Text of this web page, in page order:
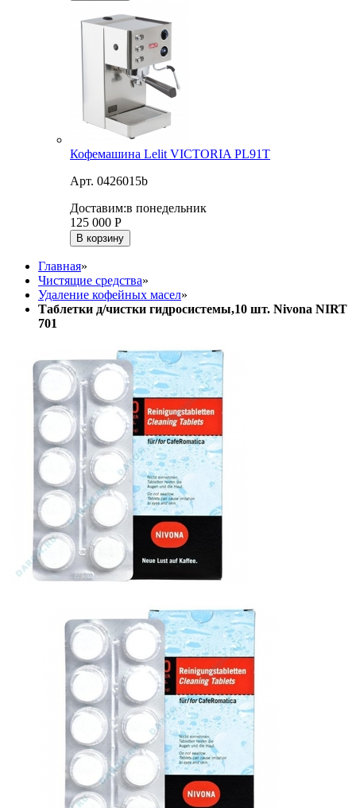
Кофемашина Lelit VICTORIA PL91T
Арт. 0426015b
Доставим:в понедельник
125 000 Р
В корзину
Главная»
Чистящие средства»
Удаление кофейных масел»
Таблетки д/чистки гидросистемы,10 шт. Nivona NIRT
701